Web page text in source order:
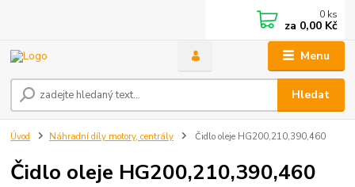
Menu
Hledat
0 ks
za 0,00 Kč
Úvod Náhradní díly motory, centrály Čidlo oleje HG200,210,390,460
Čidlo oleje HG200,210,390,460